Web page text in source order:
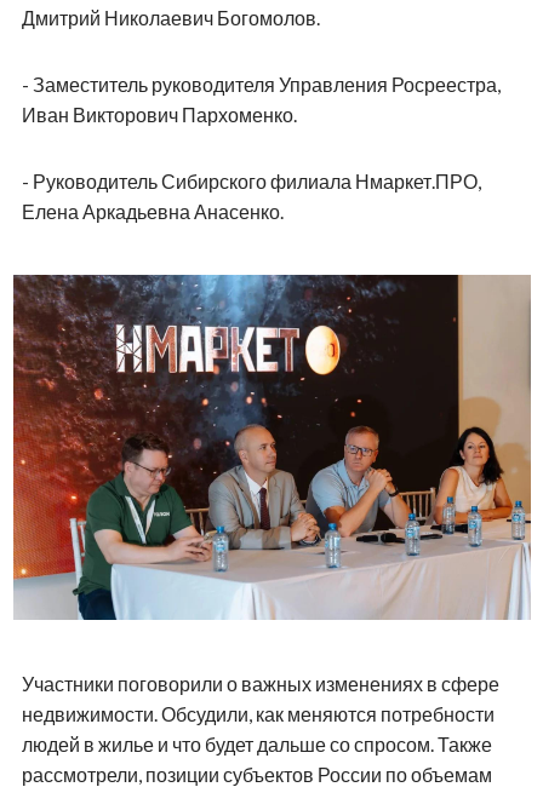
Дмитрий Николаевич Богомолов.
- Заместитель руководителя Управления Росреестра,
Иван Викторович Пархоменко.
- Руководитель Сибирского филиала Нмаркет.ПРО,
Елена Аркадьевна Анасенко.
Участники поговорили о важных изменениях в сфере
недвижимости. Обсудили, как меняются потребности
людей в жилье и что будет дальше со спросом. Также
рассмотрели, позиции субъектов России по объемам